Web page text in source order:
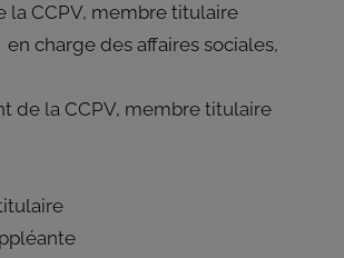
la CCPV, membre titulaire
charge des affaires sociales,
de la CCPV, membre titulaire